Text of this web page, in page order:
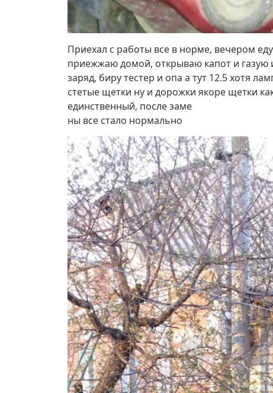
Приехал с работы все в норме, вечером
приежжаю домой, открываю капот и газую
заряд, биру тестер и опа а тут 12.5 хотя
стетые щетки ну и дорожки якоре щетки
единственный, после заме
ны все стало нормально